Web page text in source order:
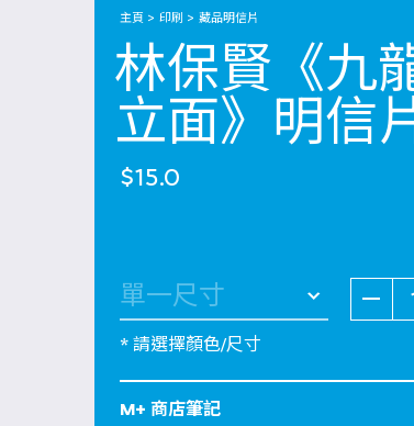
主頁 印刷 藏品明信片
林保賢《
立面》明信
$15.0
* 請選擇顏色/尺寸
M+ 商店筆記